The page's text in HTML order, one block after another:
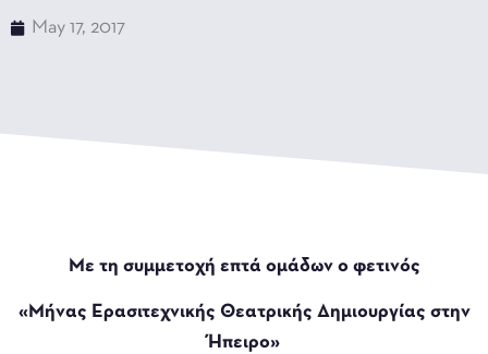
May 17, 2017
Με τη συμμετοχή επτά ομάδων ο φετινός
«Μήνας Ερασιτεχνικής Θεατρικής Δημιουργίας στην
Ήπειρο»